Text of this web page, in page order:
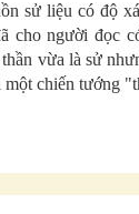
sử liệu có độ
cho người đọc
vừa là sử
một chiến tướng